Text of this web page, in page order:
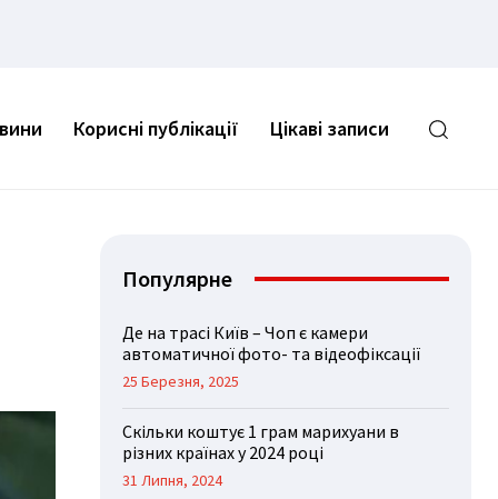
Корисні публікації Цікаві записи
Популярне
Де на трасі Київ – Чоп є камери
автоматичної фото- та відеофіксації
25 Березня, 2025
Скільки коштує 1 грам марихуани в
різних країнах у 2024 році
31 Липня, 2024